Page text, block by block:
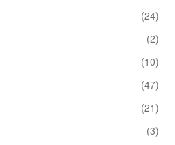
(24)
(2)
(10)
(47)
(21)
(3)